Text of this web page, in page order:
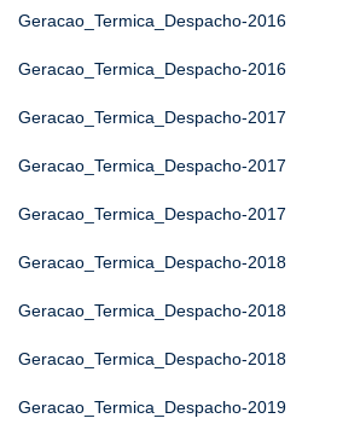
Geracao_Termica_Despacho-2016
Geracao_Termica_Despacho-2016
Geracao_Termica_Despacho-2017
Geracao_Termica_Despacho-2017
Geracao_Termica_Despacho-2017
Geracao_Termica_Despacho-2018
Geracao_Termica_Despacho-2018
Geracao_Termica_Despacho-2018
Geracao_Termica_Despacho-2019